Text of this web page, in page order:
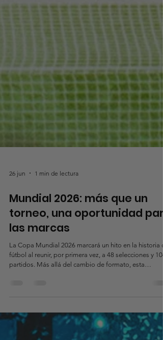
26 jun 1 min de lectura
Mundial 2026: más que un
torneo, una oportunidad
las marcas
expansión representa una oportunidad sin
para marcas, patrocinadores y medios. Más partidos
significan más audiencias, más contenido y más